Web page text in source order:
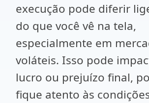
execução pode diferir
do que você vê na tela,
especialmente em
voláteis. Isso pode
lucro ou prejuízo final,
fique atento às